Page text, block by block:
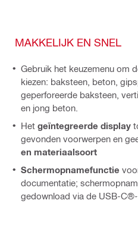
MAKKELIJK EN SNEL
Gebruik het keuzemenu om
kiezen: baksteen, beton,
geperforeerde baksteen,
en jong beton.
Het geïntegreerde display
gevonden voorwerpen en
en materiaalsoort
Schermopnamefunctie
documentatie;
gedownload via de USB-